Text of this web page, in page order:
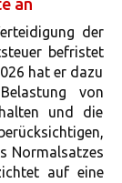
an
der
befristet
hat er dazu
von
und die
Normalsatzes
auf eine